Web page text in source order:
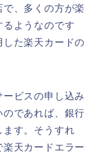
、多くの方が楽
ようなのです
た楽天カードの
ビスの申し込み
であれば、銀行
ます。そうすれ
天カードエラー